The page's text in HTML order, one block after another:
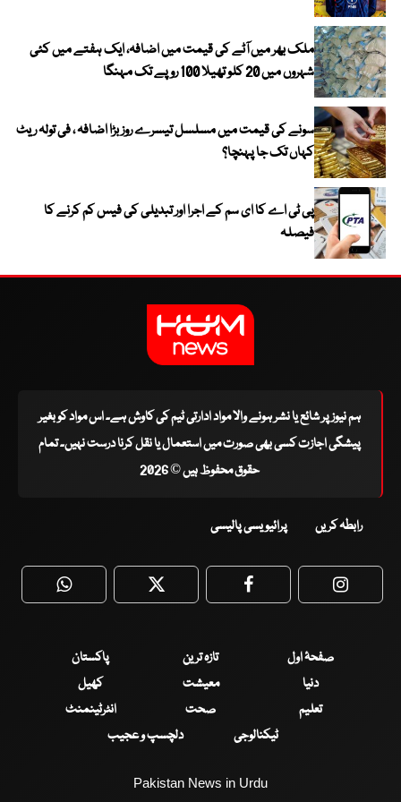
ملک بھر میں آٹے کی قیمت میں اضافہ، ایک ہفتے میں کئی
شہروں میں 20 کلو تھیلا 100 روپے تک مہنگا
سونے کی قیمت میں مسلسل تیسرے روز بڑا اضافہ ، فی تولہ ریٹ
کہاں تک جا پہنچا؟
پی ٹی اے کا ای سم کے اجرا اور تبدیلی کی فیس کم کرنے کا
فیصلہ
ہم نیوز پر شائع یا نشر ہونے والا مواد ادارتی ٹیم کی کاوش ہے۔ اس مواد کو بغیر
پیشگی اجازت کسی بھی صورت میں استعمال یا نقل کرنا درست نہیں۔ تمام
حقوق محفوظ ہیں © 2026
رابطہ کریں پرائیویسی پالیسی
WhatsApp Twitter Facebook
صفحۂ اول تازہ ترین
پاکستان
دنیا
معیشت
کھیل
تعلیم
صحت
انٹرٹینمنٹ
ٹیکنالوجی
دلچسپ و عجیب
Pakistan News in Urdu